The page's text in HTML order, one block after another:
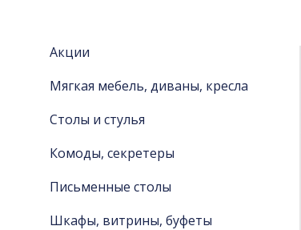
Акции
Мягкая мебель, диваны, кресла
Столы и стулья
Комоды, секретеры
Письменные столы
Шкафы, витрины, буфеты